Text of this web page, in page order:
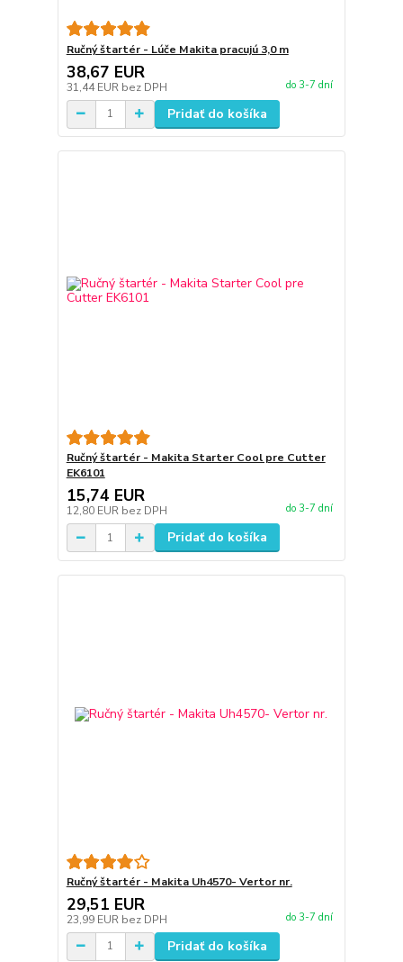
Ručný štartér - Lúče Makita pracujú 3,0 m
38,67 EUR
31,44 EUR bez DPH do 3-7 dní
Pridať do košíka
Ručný štartér - Makita Starter Cool pre Cutter
EK6101
15,74 EUR
12,80 EUR bez DPH do 3-7 dní
Pridať do košíka
Ručný štartér - Makita Uh4570- Vertor nr.
29,51 EUR
23,99 EUR bez DPH do 3-7 dní
Pridať do košíka